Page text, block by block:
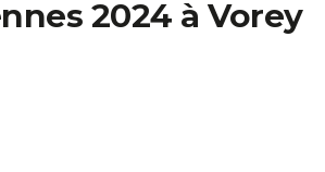
2024 à Vorey